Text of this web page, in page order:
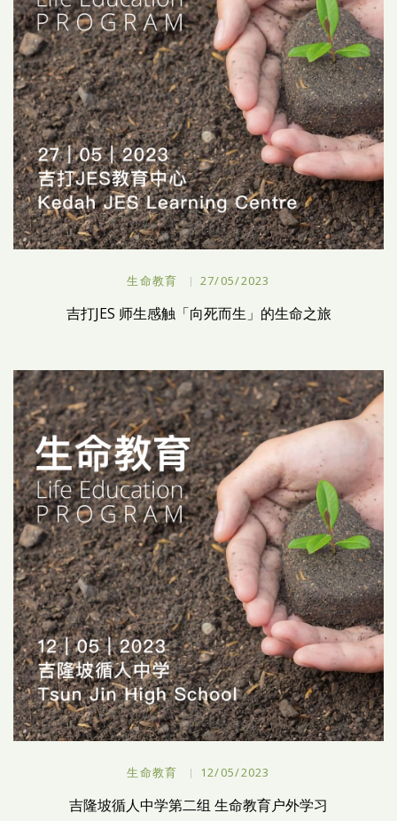
生命教育 27/05/2023
吉打JES 师生感触「向死而生」的生命之旅
生命教育 12/05/2023
吉隆坡循人中学第二组 生命教育户外学习